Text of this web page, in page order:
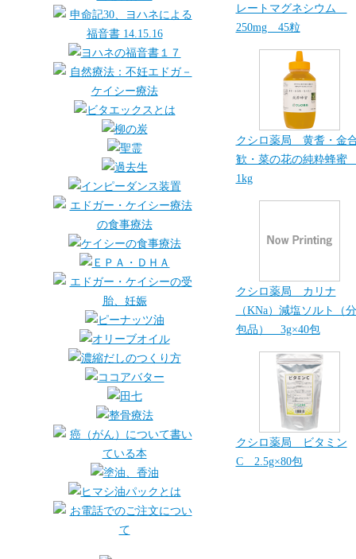
レートマグネシウム
250mg 45粒
クシロ薬局 黄耆・金
歓・菜の花の純粋蜂
1kg
クシロ薬局 カリナ
（KNa）減塩ソルト（分
包品） 3g×40包
クシロ薬局 ビタミン
C 2.5g×80包